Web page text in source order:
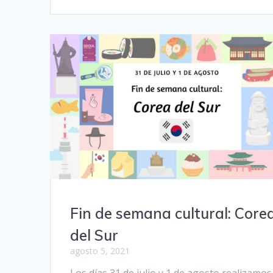
Fin de semana cultural:
del Sur
agosto 5, 2021